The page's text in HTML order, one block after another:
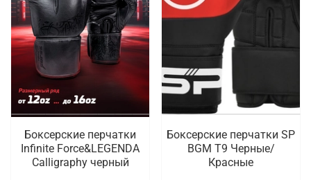
Боксерские перчатки
Infinite Force&LEGENDA
Calligraphy черный
Боксерские перчатки SP
BGM T9 Черные/
Красные